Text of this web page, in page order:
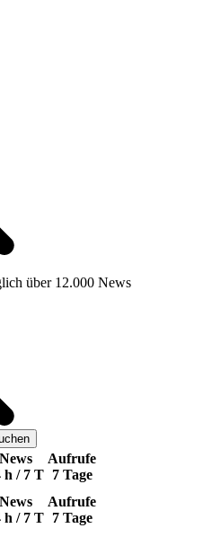
über 12.000 News
News
h / 7 T
Aufrufe
7 Tage
News
h / 7 T
Aufrufe
7 Tage